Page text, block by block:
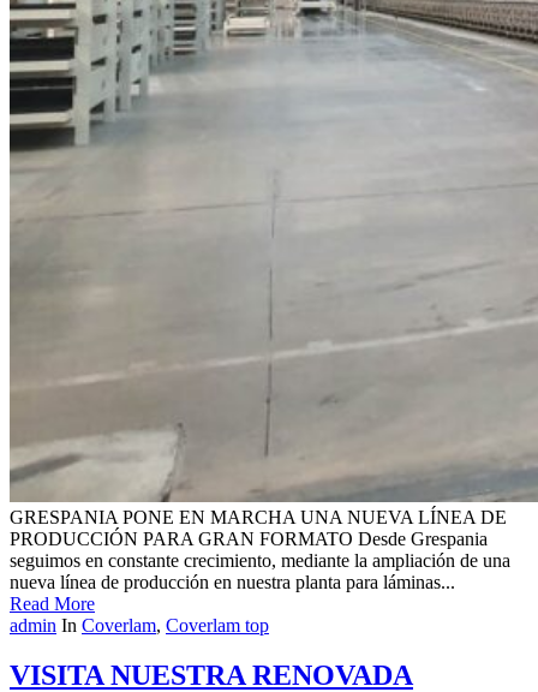
GRESPANIA PONE EN MARCHA UNA NUEVA LÍNEA DE
PRODUCCIÓN PARA GRAN FORMATO Desde Grespania
seguimos en constante crecimiento, mediante la ampliación de una
nueva línea de producción en nuestra planta para láminas...
Read More
admin In Coverlam, Coverlam top
VISITA NUESTRA RENOVADA